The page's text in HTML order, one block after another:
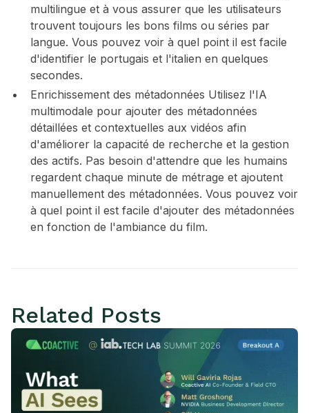
multilingue et à vous assurer que les utilisateurs
trouvent toujours les bons films ou séries par
langue. Vous pouvez voir à quel point il est facile
d'identifier le portugais et l'italien en quelques
secondes.
Enrichissement des métadonnées Utilisez l'IA
multimodale pour ajouter des métadonnées
détaillées et contextuelles aux vidéos afin
d'améliorer la capacité de recherche et la gestion
des actifs. Pas besoin d'attendre que les humains
regardent chaque minute de métrage et ajoutent
manuellement des métadonnées. Vous pouvez voir
à quel point il est facile d'ajouter des métadonnées
en fonction de l'ambiance du film.
Related Posts